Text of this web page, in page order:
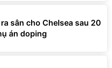
sân cho Chelsea sau 20
án doping